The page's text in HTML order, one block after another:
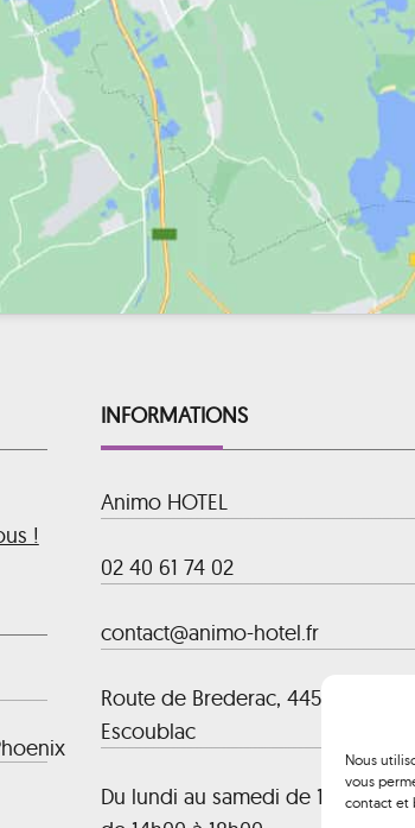
Nous
vous
contact et
!
INFORMATIONS
Animo HOTEL
02 40 61 74 02
contact@animo-hotel.fr
Route de Brederac, 44500 La
Escoublac
Du lundi au samedi de 10h00 à